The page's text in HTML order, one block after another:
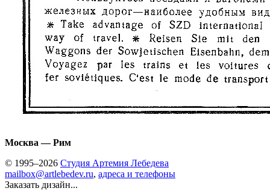
Москва — Рим
© 1995–2026 Студия Артемия Лебедева
mailbox@artlebedev.ru, адреса и телефоны
Заказать дизайн...